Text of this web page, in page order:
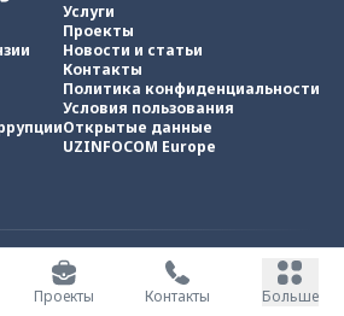
Услуги
Проекты
Новости и статьи
Контакты
Политика конфиденциальности
Условия пользования
Открытые данные
UZINFOCOM Europe
- 2026
Все права защищены
Проекты Контакты Больше